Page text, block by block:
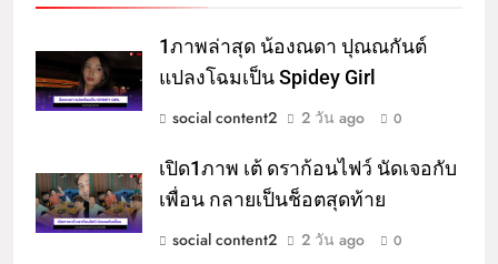
1ภาพล่าสุด น้องณดา ปุณณกันต์
แปลงโฉมเป็น Spidey Girl
social content2
2 วัน ago 0
เปิด1ภาพ เต้ ดราก้อนไฟว์ นัดเจอกับ
เพื่อน กลายเป็นช็อตสุดท้าย
social content2
2 วัน ago 0